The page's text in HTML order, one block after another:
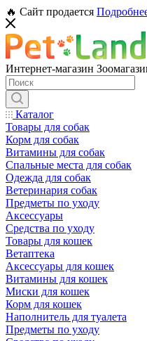
🔥 Сайт продается
Интернет-магазин
Каталог
Товары для собак
Корм для собак
Витамины для собак
Спальные места для собак
Одежда для собак
Ветеринария собак
Предметы по уходу
Аксессуары
Средства по уходу
Товары для кошек
Ветаптека
Аксессуары для кошек
Витамины для кошек
Миски для кошек
Корм для кошек
Наполнитель для туалета
Предметы по уходу